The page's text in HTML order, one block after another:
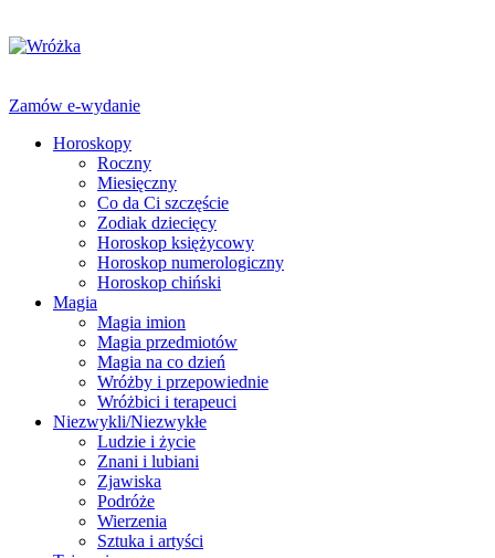
Zamów e-wydanie
Horoskopy
Roczny
Miesięczny
Co da Ci szczęście
Zodiak dziecięcy
Horoskop księżycowy
Horoskop numerologiczny
Horoskop chiński
Magia
Magia imion
Magia przedmiotów
Magia na co dzień
Wróżby i przepowiednie
Wróżbici i terapeuci
Niezwykli/Niezwykłe
Ludzie i życie
Znani i lubiani
Zjawiska
Podróże
Wierzenia
Sztuka i artyści